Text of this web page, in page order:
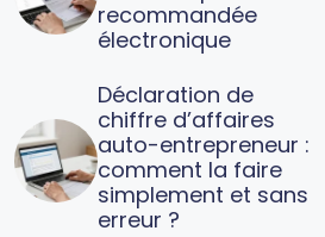
recommandée
électronique
Déclaration de
chiffre d’affaires
auto-entrepreneur :
comment la faire
simplement et sans
erreur ?